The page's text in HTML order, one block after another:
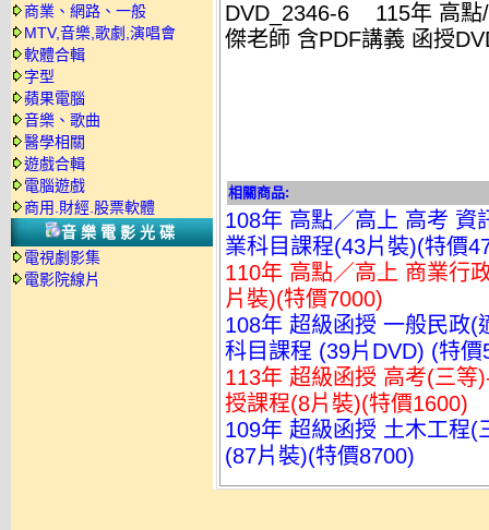
商業、網路、一般
MTV,音樂,歌劇,演唱會
軟體合輯
字型
蘋果電腦
音樂、歌曲
醫學相關
遊戲合輯
電腦遊戲
商用.財經.股票軟體
音樂電影光碟
電視劇影集
電影院線片
DVD_2346-6 115年 高點
傑老師 含PDF講義 函授
相關商品:
108年 高點／高上 高考 資
業科目課程(43片裝)(特價
110年 高點／高上 商業行
片裝)(特價7000)
108年 超級函授 一般民政(
科目課程 (39片DVD) (特價
113年 超級函授 高考(三等
授課程(8片裝)(特價1600)
109年 超級函授 土木工程(
(87片裝)(特價8700)